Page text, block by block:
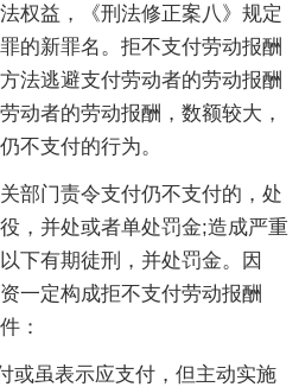
权益，《刑法修正案八》规定
的新罪名。拒不支付劳动报酬
法逃避支付劳动者的劳动报酬
动者的劳动报酬，数额较大，
不支付的行为。
部门责令支付仍不支付的，处
，并处或者单处罚金;造成严重
下有期徒刑，并处罚金。因
一定构成拒不支付劳动报酬
：
或虽表示应支付，但主动实施